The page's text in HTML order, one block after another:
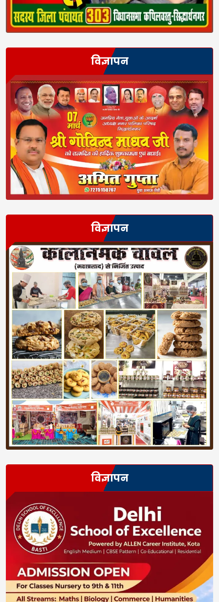
विज्ञापन
विज्ञापन
विज्ञापन